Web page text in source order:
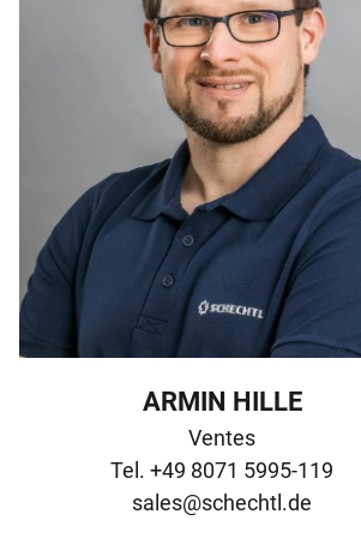
ARMIN HILLE
Ventes
sales@schechtl.de